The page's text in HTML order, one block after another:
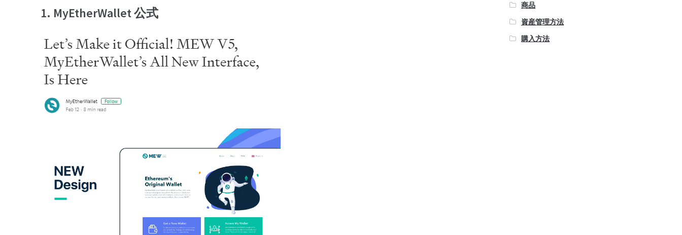
1. MyEtherWallet 公式
商品
資産管理方法
購入方法